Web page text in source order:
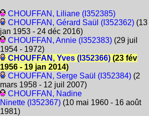
CHOUFFAN, Liliane (I352385)
CHOUFFAN, Gérard Saül (I352362)(13
jan 1953 - 24 déc 2016)
CHOUFFAN, Annie (I352383)(29 juil
1954 - 1972)
CHOUFFAN, Yves (I352366)(23 fév
1956 - 19 jan 2014)
CHOUFFAN, Serge Saül (I352384)(2
mars 1958 - 12 juil 2007)
CHOUFFAN, Nadine
Ninette (I352367)(10 mai 1960 - 16 août
1981)